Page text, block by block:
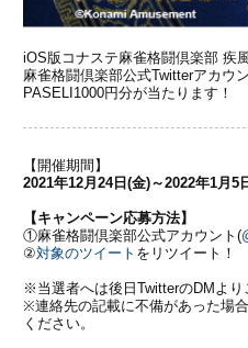
iOS版コナステ麻雀格闘倶楽部 疾
麻雀格闘倶楽部公式Twitterアカウ
PASELI1000円分が当たります！
【開催期間】
2021年12月24日(金)～2022年1月5
【キャンペーン応募方法】
①麻雀格闘倶楽部公式アカウント(
②対象のツイート をリツイート！
※当選者へは後日TwitterのDMより
※連絡先の記載に不備があった場
ください。